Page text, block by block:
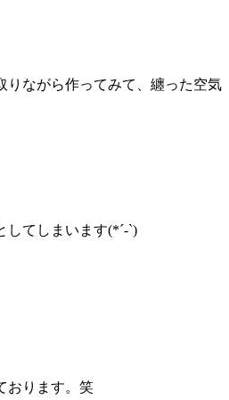
りながら作ってみて、纏った空気
してしまいます(*´-`)
おります。笑